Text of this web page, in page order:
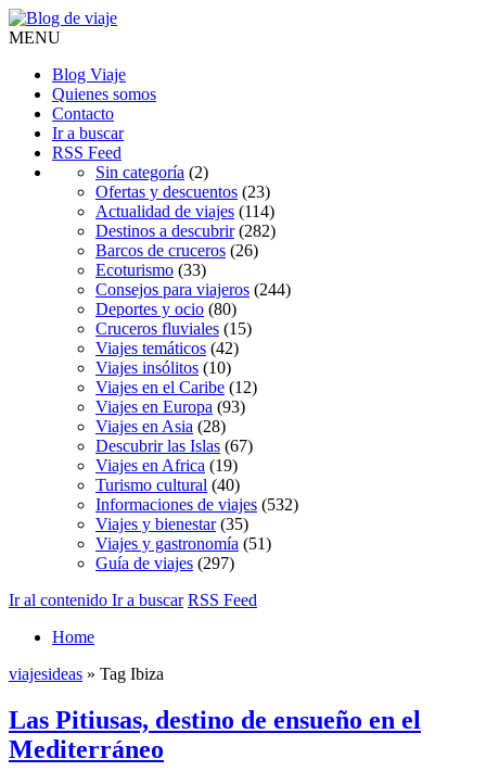
MENU
Blog Viaje
Quienes somos
Contacto
Ir a buscar
RSS Feed
Sin categoría (2)
Ofertas y descuentos (23)
Actualidad de viajes (114)
Destinos a descubrir(282)
Barcos de cruceros (26)
Ecoturismo (33)
Consejos para viajeros (244)
Deportes y ocio (80)
Cruceros fluviales (15)
Viajes temáticos (42)
Viajes insólitos (10)
Viajes en el Caribe (12)
Viajes en Europa (93)
Viajes en Asia (28)
Descubrir las Islas (67)
Viajes en Africa (19)
Turismo cultural (40)
Informaciones de viajes (532)
Viajes y bienestar(35)
Viajes y gastronomía (51)
Guía de viajes (297)
Ir al contenido Ir a buscar RSS Feed
Home
viajesideas » Tag Ibiza
Las Pitiusas, destino de ensueño en el
Mediterráneo